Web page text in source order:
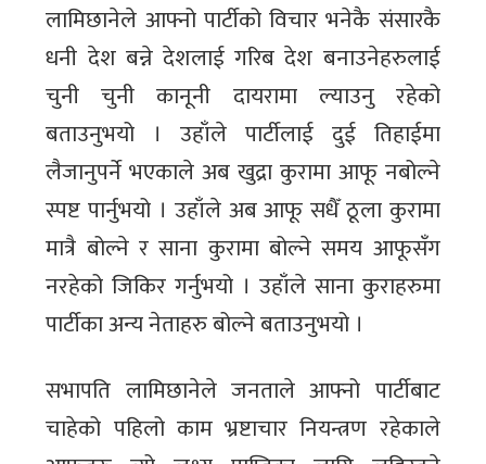
लामिछानेले आफ्नो पार्टीको विचार भनेकै संसारकै
धनी देश बन्ने देशलाई गरिब देश बनाउनेहरुलाई
चुनी चुनी कानूनी दायरामा ल्याउनु रहेको
बताउनुभयो । उहाँले पार्टीलाई दुई तिहाईमा
लैजानुपर्ने भएकाले अब खुद्रा कुरामा आफू नबोल्ने
स्पष्ट पार्नुभयो । उहाँले अब आफू सधैँ ठूला कुरामा
मात्रै बोल्ने र साना कुरामा बोल्ने समय आफूसँग
नरहेको जिकिर गर्नुभयो । उहाँले साना कुराहरुमा
पार्टीका अन्य नेताहरु बोल्ने बताउनुभयो ।
सभापति लामिछानेले जनताले आफ्नो पार्टीबाट
चाहेको पहिलो काम भ्रष्टाचार नियन्त्रण रहेकाले